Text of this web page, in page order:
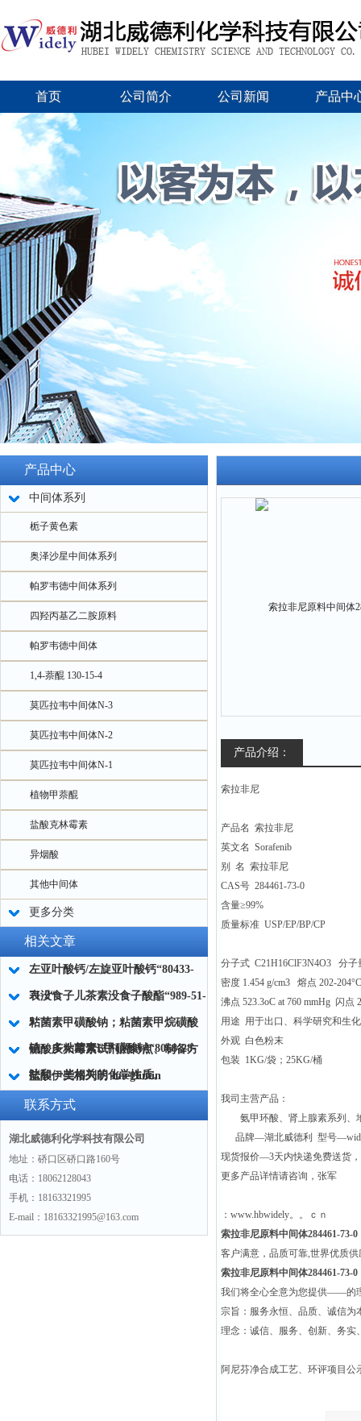
首页 公司简介 公司新闻 产品中
产品中心
中间体系列
栀子黄色素
奥泽沙星中间体系列
帕罗韦德中间体系列
四羟丙基乙二胺原料
帕罗韦德中间体
1,4-萘醌 130-15-4
莫匹拉韦中间体N-3
莫匹拉韦中间体N-2
莫匹拉韦中间体N-1
植物甲萘醌
盐酸克林霉素
异烟酸
其他中间体
更多分类
相关文章
左亚叶酸钙/左旋亚叶酸钙“80433-
71-2“
表没食子儿茶素没食子酸酯“989-51-
5“
粘菌素甲磺酸钠；粘菌素甲烷磺酸
钠；多粘菌素E甲磺酸钠“8068-28-
8“
硫酸庆大霉素试剂的特点、制备方
法和一些相关的化学性质。
盐酸伊美格列明 Imeglimin
(hydrochloride)“775351-61-6“
联系方式
湖北威德利化学科技有限公司
地址：硚口区硚口路160号
电话：18062128043
手机：18163321995
E-mail：18163321995@163.com
产品介绍：
索拉非尼
产品名 索拉非尼
英文名 Sorafenib
别 名 索拉菲尼
CAS号 284461-73-0
含量≥99%
质量标准 USP/EP/BP/CP
分子式 C21H16ClF3N4O3 分子
密度 1.454 g/cm3 熔点 202-
沸点 523.3oC at 760 mmHg 闪点
用途 用于出口、科学研究和生
外观 白色粉末
包装 1KG/袋；25KG/桶
我司主营产品：
氨甲环酸、肾上腺素系列、
品牌—湖北威德利 型号
现货报价—3天内快递免费送货
更多产品详情请咨询，张军
：www.hbwidely。。ｃｎ
索拉非尼原料中间体284461-73-0
客户满意，品质可靠,世界优质
索拉非尼原料中间体284461-73-0
我们将全心全意为您提供——的
宗旨：服务永恒、品质、诚信
理念：诚信、服务、创新、务实
阿尼芬净合成工艺、环评项目